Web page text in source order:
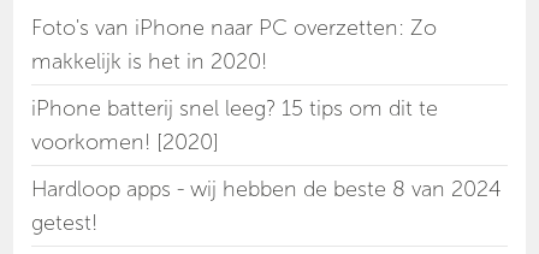
Foto's van iPhone naar PC overzetten: Zo
makkelijk is het in 2020!
iPhone batterij snel leeg? 15 tips om dit te
voorkomen! [2020]
Hardloop apps - wij hebben de beste 8 van 2024
getest!